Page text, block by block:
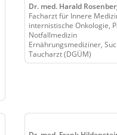
Dr. med. Harald
Facharzt für Innere
internistische Onkologie,
Notfallmedizin
Ernährungsmediziner,
Taucharzt (DGÜM)